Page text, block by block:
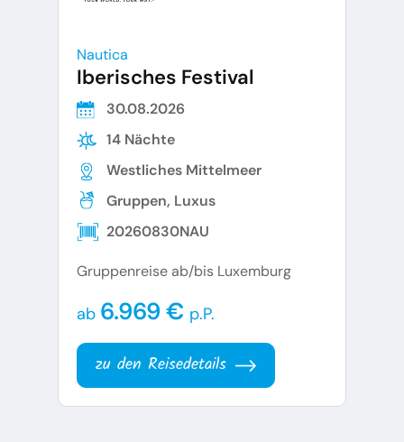
Nautica
Iberisches Festival
30.08.2026
14 Nächte
Westliches Mittelmeer
Gruppen, Luxus
20260830NAU
Gruppenreise ab/bis Luxemburg
ab 6.969 € p.P.
zu den Reisedetails